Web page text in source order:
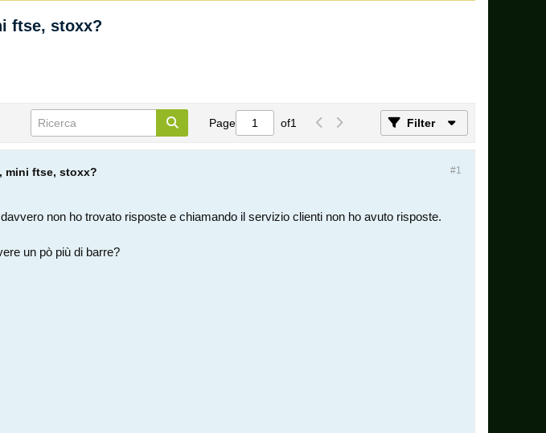
ftse, stoxx?
Page of1 Filter
#1
mini ftse, stoxx?
non ho trovato risposte e chiamando il servizio clienti non ho avuto risposte.
un pò più di barre?